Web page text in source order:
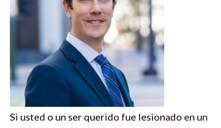
Si usted o un ser querido fue lesionado en un